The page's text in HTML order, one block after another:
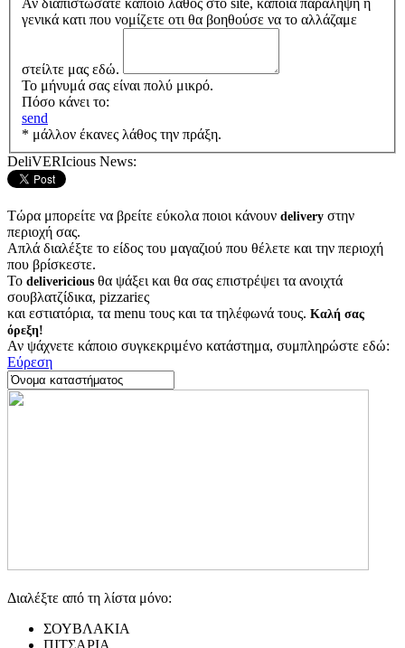
Αν διαπιστώσατε καποιο λάθος στο site, κάποια παράληψη ή
γενικά κατι που νομίζετε οτι θα βοηθούσε να το αλλάζαμε
στείλτε μας εδώ.
Το μήνυμά σας είναι πολύ μικρό.
Πόσο κάνει το:
send
* μάλλον έκανες λάθος την πράξη.
DeliVERIcious News:
Τώρα μπορείτε να βρείτε εύκολα ποιοι κάνουν delivery στην
περιοχή σας.
Απλά διαλέξτε το είδος του μαγαζιού που θέλετε και την περιοχή
που βρίσκεστε.
Το delivericious θα ψάξει και θα σας επιστρέψει τα ανοιχτά
σουβλατζίδικα, pizzariες
και εστιατόρια, τα menu τους και τα τηλέφωνά τους. Καλή σας
όρεξη!
Αν ψάχνετε κάποιο συγκεκριμένο κατάστημα, συμπληρώστε εδώ:
Εύρεση
Διαλέξτε από τη λίστα μόνο:
ΣΟΥΒΛΑΚΙΑ
ΠΙΤΣΑΡΙΑ